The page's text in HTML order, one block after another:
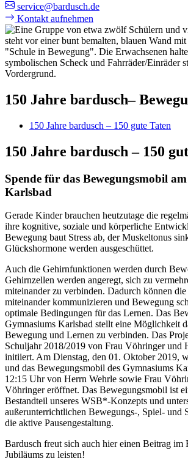
service@bardusch.de
Kontakt aufnehmen
150 Jahre bardusch–
150 Jahre bardusch – 150 gute Taten
150 Jahre bardusch – 150
Spende für das Bewegungsmobil
Karlsbad
Gerade Kinder brauchen heutzutage die
ihre kognitive, soziale und körperliche
Bewegung baut Stress ab, der Muskeltonus
Glückshormone werden ausgeschüttet.
Auch die Gehirnfunktionen werden durch
Gehirnzellen werden angeregt, sich zu
miteinander zu verbinden. Dadurch können
miteinander kommunizieren und Bewegung
optimale Bedingungen für das Lernen. Das
Gymnasiums Karlsbad stellt eine Möglichkeit
Bewegung und Lernen zu verbinden. Das
Schuljahr 2018/2019 von Frau Vöhringer und
initiiert. Am Dienstag, den 01. Oktober 2019,
und das Bewegungsmobil des Gymnasiums
12:15 Uhr von Herrn Wehrle sowie Frau
Vöhringer eröffnet. Das Bewegungsmobil ist
Bestandteil unseres WSB*-Konzepts und
außerunterrichtlichen Bewegungs-, Spiel- und
die aktive Pausengestaltung.
Bardusch freut sich auch hier einen Beitrag im
Jubiläums zu leisten!